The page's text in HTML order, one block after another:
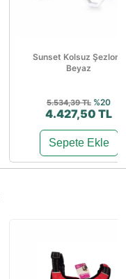
Sunset Kolsuz Şezlong
Beyaz
5.534,39 TL %20
4.427,50 TL
Sepete Ekle